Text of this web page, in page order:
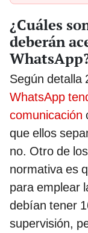
¿Cuáles
deberán
Según detalla
WhatsApp
comunicación
que ellos
no. Otro de
normativa es
para emplear
debían tener
supervisión,